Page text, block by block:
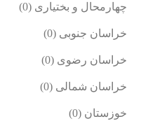
چهارمحال و بختیاری (0)
خراسان جنوبی (0)
خراسان رضوی (0)
خراسان شمالی (0)
خوزستان (0)